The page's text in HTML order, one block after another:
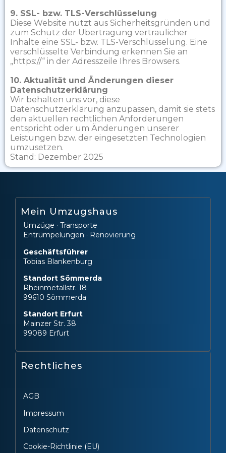
9. SSL- bzw. TLS-Verschlüsselung
Diese Website nutzt aus Sicherheitsgründen und
zum Schutz der Übertragung vertraulicher
Inhalte eine SSL- bzw. TLS-Verschlüsselung. Eine
verschlüsselte Verbindung erkennen Sie an
„https://“ in der Adresszeile Ihres Browsers.
10. Aktualität und Änderungen dieser
Datenschutzerklärung
Wir behalten uns vor, diese
Datenschutzerklärung anzupassen, damit sie stets
den aktuellen rechtlichen Anforderungen
entspricht oder um Änderungen unserer
Leistungen bzw. der eingesetzten Technologien
umzusetzen.
Stand: Dezember 2025
Mein Umzugshaus
Umzüge · Transporte
Entrümpelungen · Renovierung
Geschäftsführer
Tobias Blankenburg
Standort Sömmerda
Rheinmetallstr. 18
99610 Sömmerda
Standort Erfurt
Mainzer Str. 38
99089 Erfurt
Rechtliches
AGB
Impressum
Datenschutz
Cookie-Richtlinie (EU)